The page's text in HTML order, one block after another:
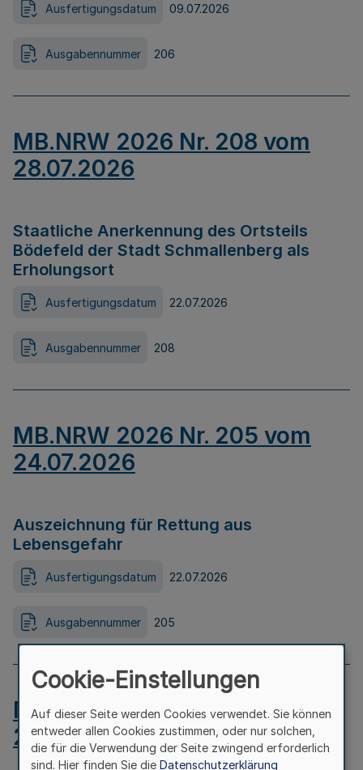
Ausfertigungsdatum 09.07.2026
Ausgabennummer 206
MB.NRW 2026 Nr. 208 vom
28.07.2026
Staatliche Anerkennung des Ortsteils
Bödefeld der Stadt Schmallenberg als
Erholungsort
Ausfertigungsdatum 22.07.2026
Ausgabennummer 208
MB.NRW 2026 Nr. 205 vom
24.07.2026
Auszeichnung für Rettung aus
Lebensgefahr
Ausfertigungsdatum 22.07.2026
Ausgabennummer 205
MB.NRW 2026 Nr. 204 vom
24.07.2026
Cookie-Einstellungen
Auf dieser Seite werden Cookies verwendet. Sie können
entweder allen Cookies zustimmen, oder nur solchen,
die für die Verwendung der Seite zwingend erforderlich
sind. Hier finden Sie die Datenschutzerklärung